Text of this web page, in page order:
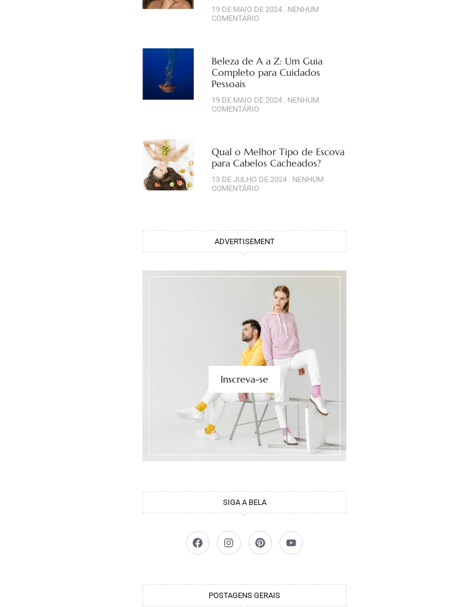
19 DE MAIO DE 2024
NENHUM
COMENTÁRIO
Beleza de A a Z: Um Guia
Completo para Cuidados
Pessoais
19 DE MAIO DE 2024
NENHUM
COMENTÁRIO
Qual o Melhor Tipo de Escova
para Cabelos Cacheados?
13 DE JULHO DE 2024
NENHUM
COMENTÁRIO
ADVERTISEMENT
Inscreva-se
SIGA A BELA
POSTAGENS GERAIS